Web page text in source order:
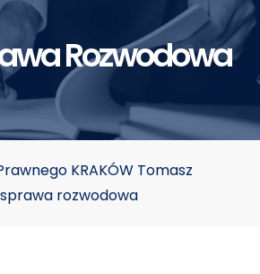
Rozwodowa
KRAKÓW Tomasz
sprawa rozwodowa